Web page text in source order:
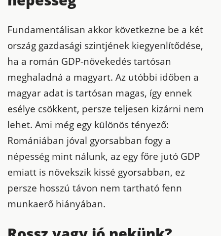
Fundamentálisan akkor következne be a két
ország gazdasági szintjének kiegyenlítődése,
ha a román GDP-növekedés tartósan
meghaladná a magyart. Az utóbbi időben a
magyar adat is tartósan magas, így ennek
esélye csökkent, persze teljesen kizárni nem
lehet. Ami még egy különös tényező:
Romániában jóval gyorsabban fogy a
népesség mint nálunk, az egy főre jutó GDP
emiatt is növekszik kissé gyorsabban, ez
persze hosszú távon nem tartható fenn
munkaerő hiányában.